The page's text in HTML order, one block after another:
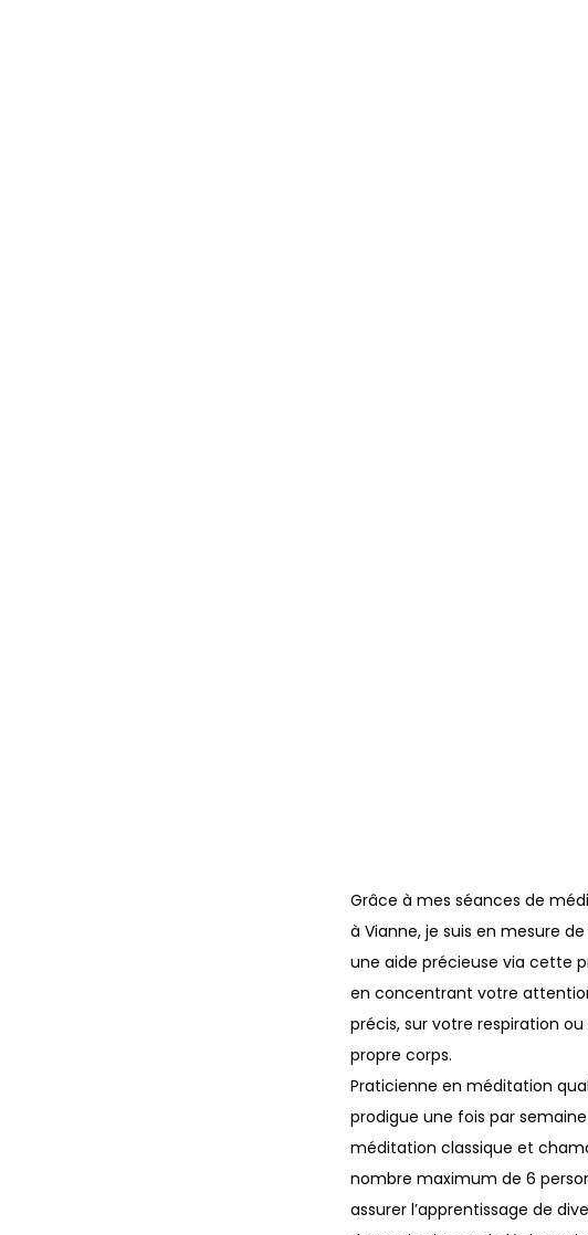
Grâce à mes séances de
à Vianne, je suis en mesure
une aide précieuse via cette
en concentrant votre
précis, sur votre respiration
propre corps.
Praticienne en méditation
prodigue une fois par
méditation classique et
nombre maximum de 6
assurer l’apprentissage de